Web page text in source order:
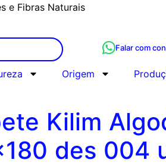
e Fibras Naturais
Falar com
Origem
Kilim
des 004